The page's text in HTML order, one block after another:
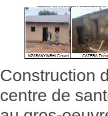
Construction
centre de